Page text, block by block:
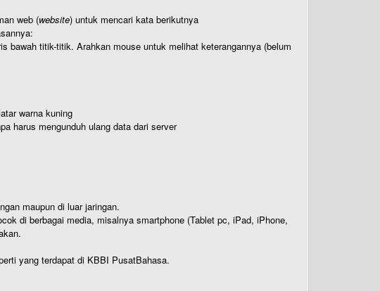
web (website) untuk mencari kata berikutnya
bawah titik-titik. Arahkan mouse untuk melihat keterangannya (belum
warna kuning
harus mengunduh ulang data dari server
maupun di luar jaringan.
di berbagai media, misalnya smartphone (Tablet pc, iPad, iPhone,
yang terdapat di KBBI PusatBahasa.